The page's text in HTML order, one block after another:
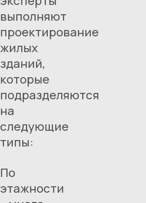
выполняют
проектирование
жилых
зданий,
которые
подразделяются
на
следующие
типы:
По
этажности